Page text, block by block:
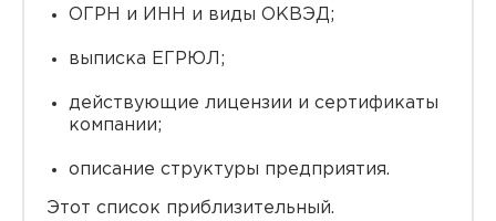
ОГРН и ИНН и виды ОКВЭД;
выписка ЕГРЮЛ;
действующие лицензии и сертификаты
компании;
описание структуры предприятия.
Этот список приблизительный.